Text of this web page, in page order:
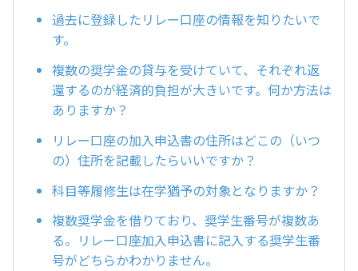
過去に登録したリレー口座の情報を知りたいで
す。
複数の奨学金の貸与を受けていて、それぞれ返
還するのが経済的負担が大きいです。何か方法は
ありますか？
リレー口座の加入申込書の住所はどこの（いつ
の）住所を記載したらいいですか？
科目等履修生は在学猶予の対象となりますか？
複数奨学金を借りており、奨学生番号が複数あ
る。リレー口座加入申込書に記入する奨学生番
号がどちらかわかりません。